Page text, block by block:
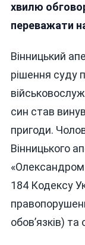
хвилю
переважати
Вінницький
рішення суду
син став
пригоди.
Вінницького
«Олександром
184 Кодексу
обов’язків)